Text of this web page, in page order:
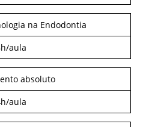
na Endodontia
aula
absoluto
aula